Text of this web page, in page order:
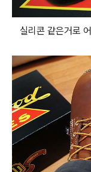
실리콘 같은거로